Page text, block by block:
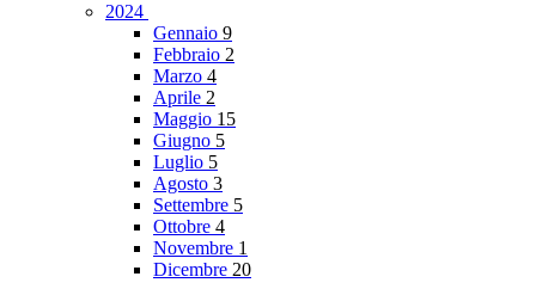
2024
Gennaio 9
Febbraio 2
Marzo 4
Aprile 2
Maggio 15
Giugno 5
Luglio 5
Agosto 3
Settembre 5
Ottobre 4
Novembre 1
Dicembre 20